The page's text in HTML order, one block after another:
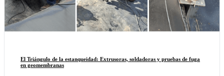
El Triángulo de la estanqueidad: Extrusoras, soldadoras y pruebas de fuga
en geomembranas